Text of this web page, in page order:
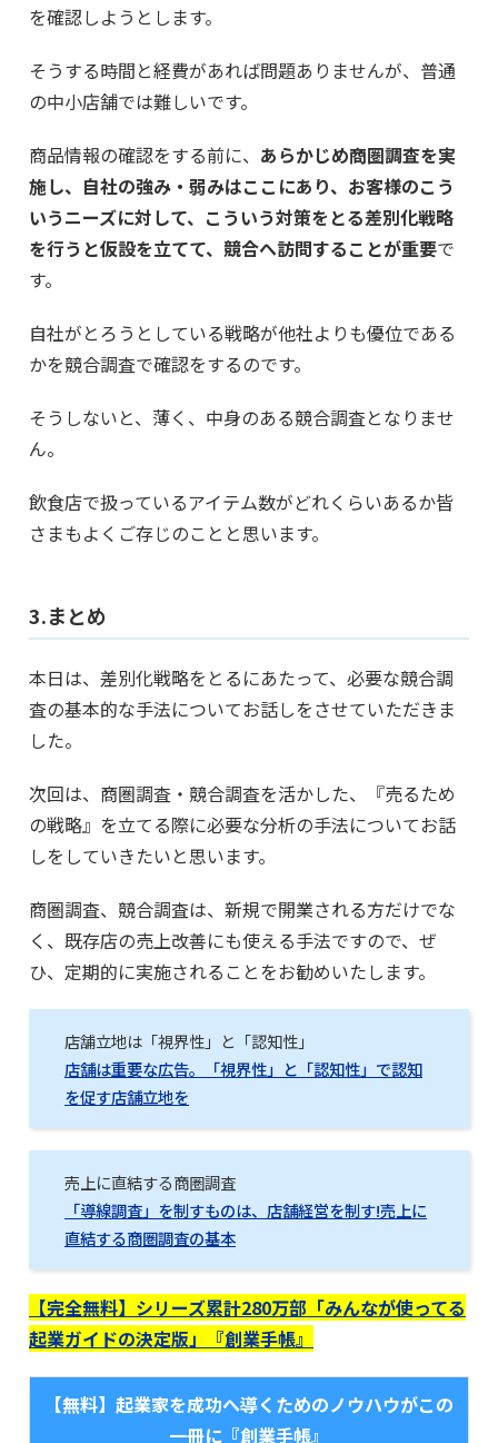
を確認しようとします。
そうする時間と経費があれば問題ありませんが、普通
の中小店舗では難しいです。
商品情報の確認をする前に、 あらかじめ商圏調査を実
施し、自社の強み・弱みはここにあり、お客様のこう
いうニーズに対して、こういう対策をとる差別化戦略
を行うと仮設を立てて、競合へ訪問することが重要で
す。
自社がとろうとしている戦略が他社よりも優位である
かを競合調査で確認をするのです。
そうしないと、薄く、中身のある競合調査となりませ
ん。
飲食店で扱っているアイテム数がどれくらいあるか皆
さまもよくご存じのことと思います。
3.まとめ
本日は、差別化戦略をとるにあたって、必要な競合調
査の基本的な手法についてお話しをさせていただきま
した。
次回は、商圏調査・競合調査を活かした、『売るため
の戦略』を立てる際に必要な分析の手法についてお話
しをしていきたいと思います。
商圏調査、競合調査は、新規で開業される方だけでな
く、既存店の売上改善にも使える手法ですので、ぜ
ひ、定期的に実施されることをお勧めいたします。
店舗立地は「視界性」と「認知性」
店舗は重要な広告。「視界性」と「認知性」で認知
を促す店舗立地を
売上に直結する商圏調査
「導線調査」を制すものは、店舗経営を制す!売上に
直結する商圏調査の基本
【完全無料】シリーズ累計280万部「みんなが使ってる
起業ガイドの決定版」『創業手帳』
【無料】起業家を成功へ導くためのノウハウがこの
一冊に『創業手帳』